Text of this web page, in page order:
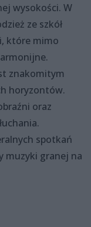
wysokości. W
ze szkół
które mimo
znakomitym
horyzontów.
oraz
spotkań
muzyki granej na